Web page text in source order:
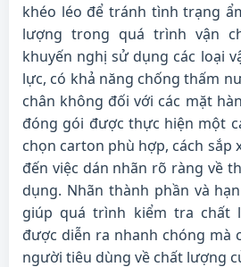
khéo léo để tránh tình trạng
lượng trong quá trình vận
khuyến nghị sử dụng các loại
lực, có khả năng chống thấm
chân không đối với các mặt
đóng gói được thực hiện một
chọn carton phù hợp, cách sắp
đến việc dán nhãn rõ ràng về
dụng. Nhãn thành phần và
giúp quá trình kiểm tra chất
được diễn ra nhanh chóng mà
người tiêu dùng về chất lượng